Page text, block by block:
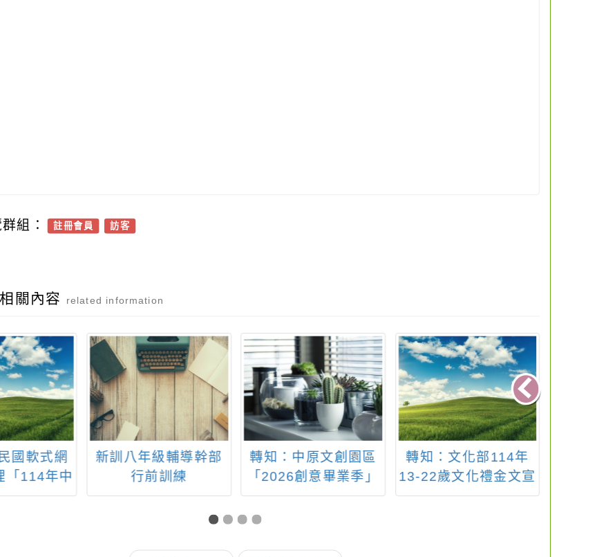
組： 註冊會員 訪客
關內容 related information
國軟式網
「114年中
式網球錦
新訓八年級輔導幹部
行前訓練
轉知：中原文創園區
「2026創意畢業季」
轉知：文化部114年
13-22歲文化禮金文宣
資料